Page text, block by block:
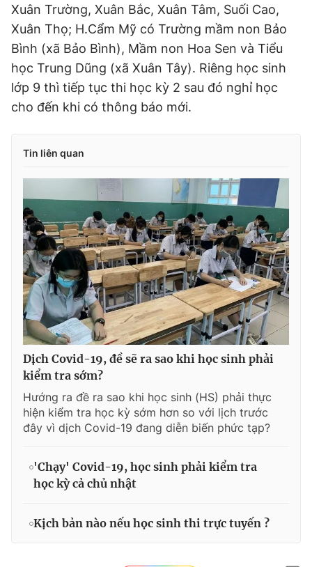
Xuân Trường, Xuân Bắc, Xuân Tâm, Suối Cao,
Xuân Thọ; H.Cẩm Mỹ có Trường mầm non Bảo
Bình (xã Bảo Bình), Mầm non Hoa Sen và Tiểu
học Trung Dũng (xã Xuân Tây). Riêng học sinh
lớp 9 thì tiếp tục thi học kỳ 2 sau đó nghỉ học
cho đến khi có thông báo mới.
Tin liên quan
Dịch Covid-19, đề sẽ ra sao khi học sinh phải
kiểm tra sớm?
Hướng ra đề ra sao khi học sinh (HS) phải thực
hiện kiểm tra học kỳ sớm hơn so với lịch trước
đây vì dịch Covid-19 đang diễn biến phức tạp?
'Chạy' Covid-19, học sinh phải kiểm tra
học kỳ cả chủ nhật
Kịch bản nào nếu học sinh thi trực tuyến ?